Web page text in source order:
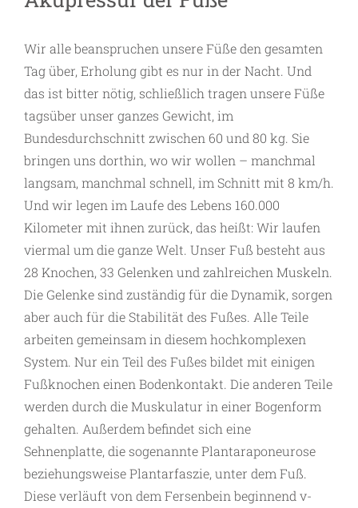
Wir alle beanspruchen unsere Füße den gesamten
Tag über, Erholung gibt es nur in der Nacht. Und
das ist bitter nötig, schließlich tragen unsere Füße
tagsüber unser ganzes Gewicht, im
Bundesdurchschnitt zwischen 60 und 80 kg. Sie
bringen uns dorthin, wo wir wollen – manchmal
langsam, manchmal schnell, im Schnitt mit 8 km/h.
Und wir legen im Laufe des Lebens 160.000
Kilometer mit ihnen zurück, das heißt: Wir laufen
viermal um die ganze Welt. Unser Fuß besteht aus
28 Knochen, 33 Gelenken und zahlreichen Muskeln.
Die Gelenke sind zuständig für die Dynamik, sorgen
aber auch für die Stabilität des Fußes. Alle Teile
arbeiten gemeinsam in diesem hochkomplexen
System. Nur ein Teil des Fußes bildet mit einigen
Fußknochen einen Bodenkontakt. Die anderen Teile
werden durch die Muskulatur in einer Bogenform
gehalten. Außerdem befindet sich eine
Sehnenplatte, die sogenannte Plantaraponeurose
beziehungsweise Plantarfaszie, unter dem Fuß.
Diese verläuft von dem Fersenbein beginnend v-